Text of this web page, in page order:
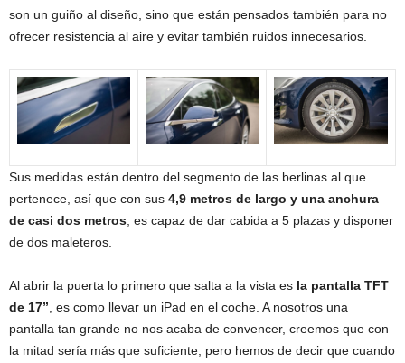
son un guiño al diseño, sino que están pensados también para no
ofrecer resistencia al aire y evitar también ruidos innecesarios.
Sus medidas están dentro del segmento de las berlinas al que
pertenece, así que con sus 4,9 metros de largo y una anchura
de casi dos metros , es capaz de dar cabida a 5 plazas y disponer
de dos maleteros.
Al abrir la puerta lo primero que salta a la vista es la pantalla TFT
de 17” , es como llevar un iPad en el coche. A nosotros una
pantalla tan grande no nos acaba de convencer, creemos que con
la mitad sería más que suficiente, pero hemos de decir que cuando